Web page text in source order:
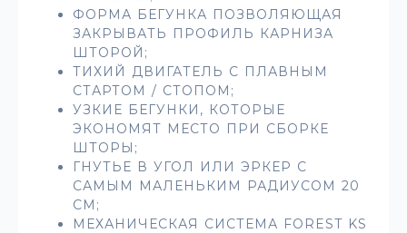
ФОРМА БЕГУНКА ПОЗВОЛЯЮЩАЯ
ЗАКРЫВАТЬ ПРОФИЛЬ КАРНИЗА
ШТОРОЙ;
ТИХИЙ ДВИГАТЕЛЬ С ПЛАВНЫМ
СТАРТОМ / СТОПОМ;
УЗКИЕ БЕГУНКИ, КОТОРЫЕ
ЭКОНОМЯТ МЕСТО ПРИ СБОРКЕ
ШТОРЫ;
ГНУТЬЕ В УГОЛ ИЛИ ЭРКЕР С
САМЫМ МАЛЕНЬКИМ РАДИУСОМ 20
СМ;
МЕХАНИЧЕСКАЯ СИСТЕМА FOREST KS